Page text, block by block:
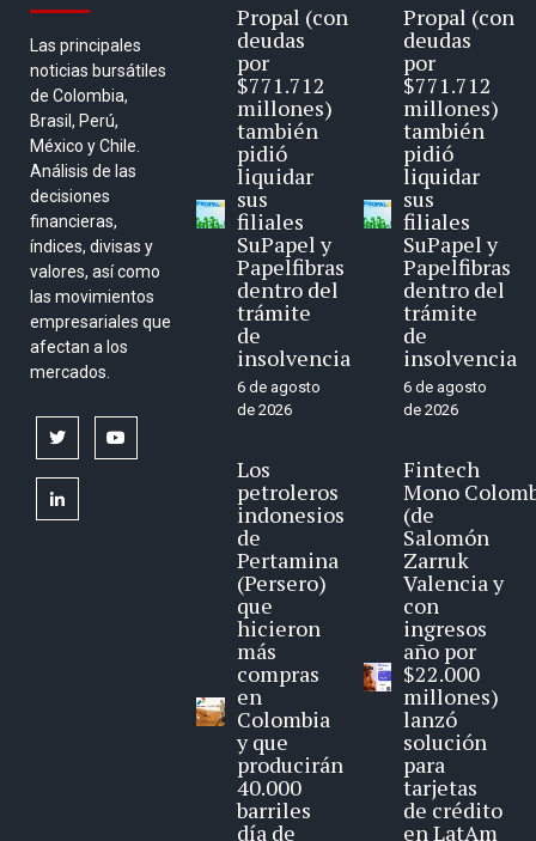
Las principales
noticias bursátiles
de Colombia,
Brasil, Perú,
México y Chile.
Análisis de las
decisiones
financieras,
índices, divisas y
valores, así como
las movimientos
empresariales que
afectan a los
mercados.
twitter
linkedin
Propal (con
deudas
por
$771.712
millones)
también
pidió
liquidar
sus
filiales
SuPapel y
Papelfibras
dentro del
trámite
de
insolvencia
6 de agosto
de 2026
Los
petroleros
indonesios
de
Pertamina
(Persero)
que
hicieron
más
compras
en
Colombia
y que
producirán
40.000
barriles
día de
Propal (con
deudas
por
$771.712
millones)
también
pidió
liquidar
sus
filiales
SuPapel y
Papelfibras
dentro del
trámite
de
insolvencia
6 de agosto
de 2026
Fintech
Mono
(de
Salomón
Zarruk
Valencia y
con
ingresos
año por
$22.000
millones)
lanzó
solución
para
tarjetas
de crédito
en LatAm